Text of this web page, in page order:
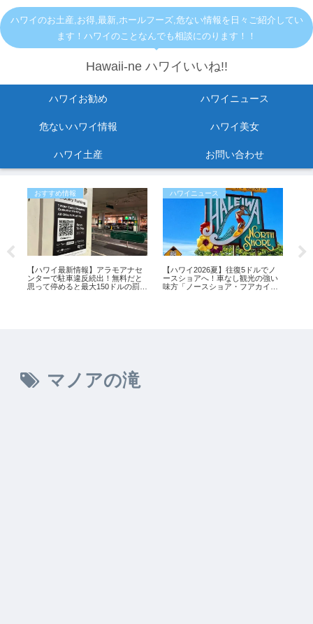
ハワイのお土産,お得,最新,ホールフーズ,危ない情報を日々ご紹介してい
ます！ハワイのことなんでも相談にのります！！
Hawaii-ne ハワイいいね!!
ハワイお勧め ハワイニュース
危ないハワイ情報 ハワイ美女
ハワイ土産 お問い合わせ
おすすめ情報
【ハワイ最新情報】アラモアナセ
ンターで駐車違反続出！無料だと
思って停めると最大150ドルの罰金
ハワイニュース
【ハワイ2026夏】往復5ドルでノ
ースショアへ！車なし観光の強い
味方「ノースショア・フアカイ」
マノアの滝